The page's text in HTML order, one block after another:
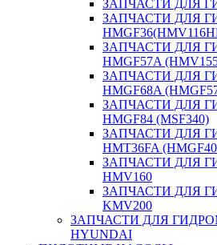
ЗАПЧАСТИ ДЛЯ
ЗАПЧАСТИ ДЛЯ
ЗАПЧАСТИ ДЛЯ
HMGF57A
ЗАПЧАСТИ ДЛЯ
HMGF68A
ЗАПЧАСТИ ДЛЯ
HMGF84 (MSF340)
ЗАПЧАСТИ ДЛЯ
HMT36FA
ЗАПЧАСТИ ДЛЯ
HMV160
ЗАПЧАСТИ ДЛЯ
KMV200
ЗАПЧАСТИ ДЛЯ
HYUNDAI